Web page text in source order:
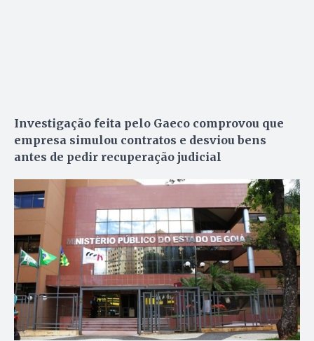
Investigação feita pelo Gaeco comprovou que
empresa simulou contratos e desviou bens
antes de pedir recuperação judicial